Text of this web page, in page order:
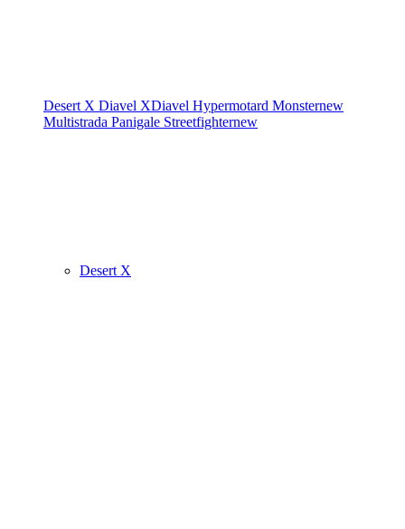
Desert X Diavel XDiavel Hypermotard Monsternew
Multistrada Panigale Streetfighternew
Desert X